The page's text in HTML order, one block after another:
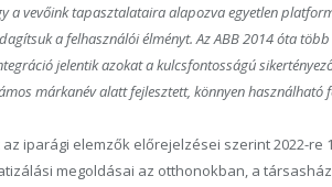
a vevőink tapasztalataira alapozva egyetlen
a felhasználói élményt. Az ABB 2014 óta
jelentik azokat a kulcsfontosságú
márkanév alatt fejlesztett, könnyen használható
iparági elemzők előrejelzései szerint 2022-re
megoldásai az otthonokban, a